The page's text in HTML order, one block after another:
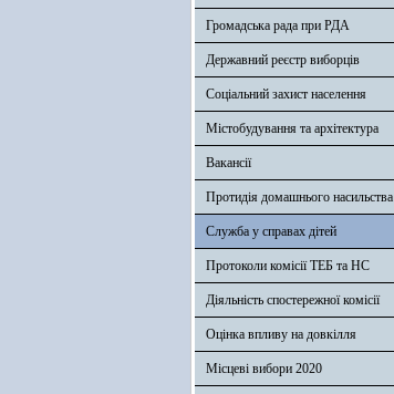
Громадська рада при РДА
Державний реєстр виборців
Соціальний захист населення
Містобудування та архітектура
Вакансії
Протидія домашнього насильства
Служба у справах дітей
Протоколи комісії ТЕБ та НС
Діяльність спостережної комісії
Оцінка впливу на довкілля
Місцеві вибори 2020